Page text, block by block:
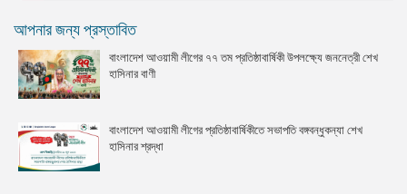
আপনার জন্য প্রস্তাবিত
বাংলাদেশ আওয়ামী লীগের ৭৭ তম প্রতিষ্ঠাবার্ষিকী উপলক্ষ্যে জননেত্রী শেখ
হাসিনার বাণী
বাংলাদেশ আওয়ামী লীগের প্রতিষ্ঠাবার্ষিকীতে সভাপতি বঙ্গবন্ধুকন্যা শেখ
হাসিনার শ্রদ্ধা